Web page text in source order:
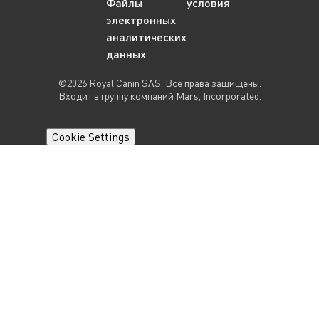
электронных
аналитических
данных
©2026 Royal Canin SAS. Все права защищены.
Входит в группу компаний Mars, Incorporated.
Cookie Settings